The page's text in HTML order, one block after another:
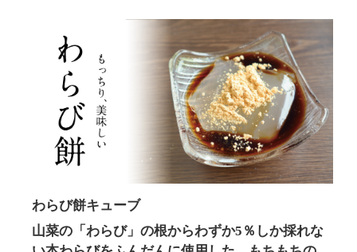
わらび餅キューブ
山菜の「わらび」の根からわずか5％しか採れな